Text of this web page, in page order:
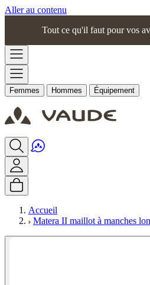
Aller au contenu
Tout ce qu'il faut pour vos
Femmes Hommes Équipement
Accueil
Matera II maillot à manches